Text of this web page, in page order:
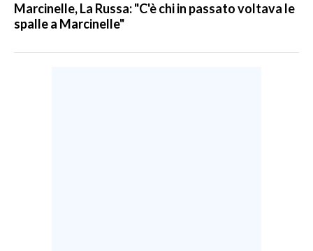
Marcinelle, La Russa: "C'è chi in passato voltava le
spalle a Marcinelle"